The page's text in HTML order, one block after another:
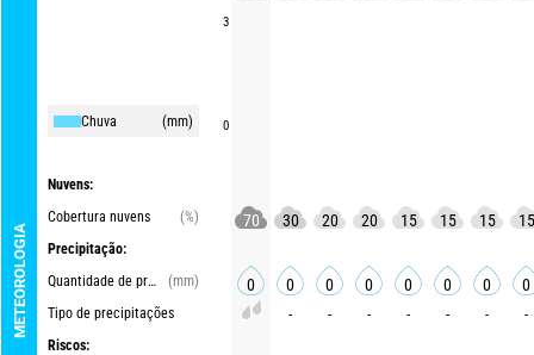
METEOROLOGIA
Chuva (mm)
Nuvens:
Cobertura nuvens
(%)
Precipitação:
Quantidade de precipitações
(mm)
Tipo de precipitações
Riscos:
3
0
70 30 20 20 15 15 15 15
0 0 0 0 0 0 0 0
- - - - - - -